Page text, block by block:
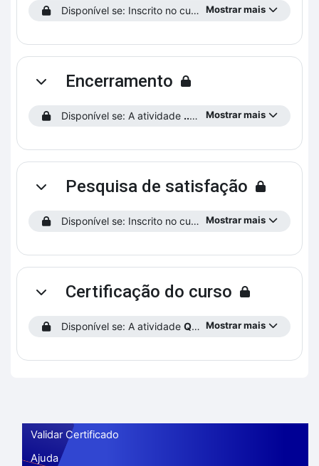
Mostrar mais
Disponível se: Inscrito no curso.
ContrairEncerramento
Mostrar mais
Disponível se: A atividade ...saiba como funciona o curso!
ContrairPesquisa de satisfação
Mostrar mais
Disponível se: Inscrito no curso.
ContrairCertificação do curso
Mostrar mais
Disponível se: A atividade Questionário Final está
Validar Certificado
Ajuda